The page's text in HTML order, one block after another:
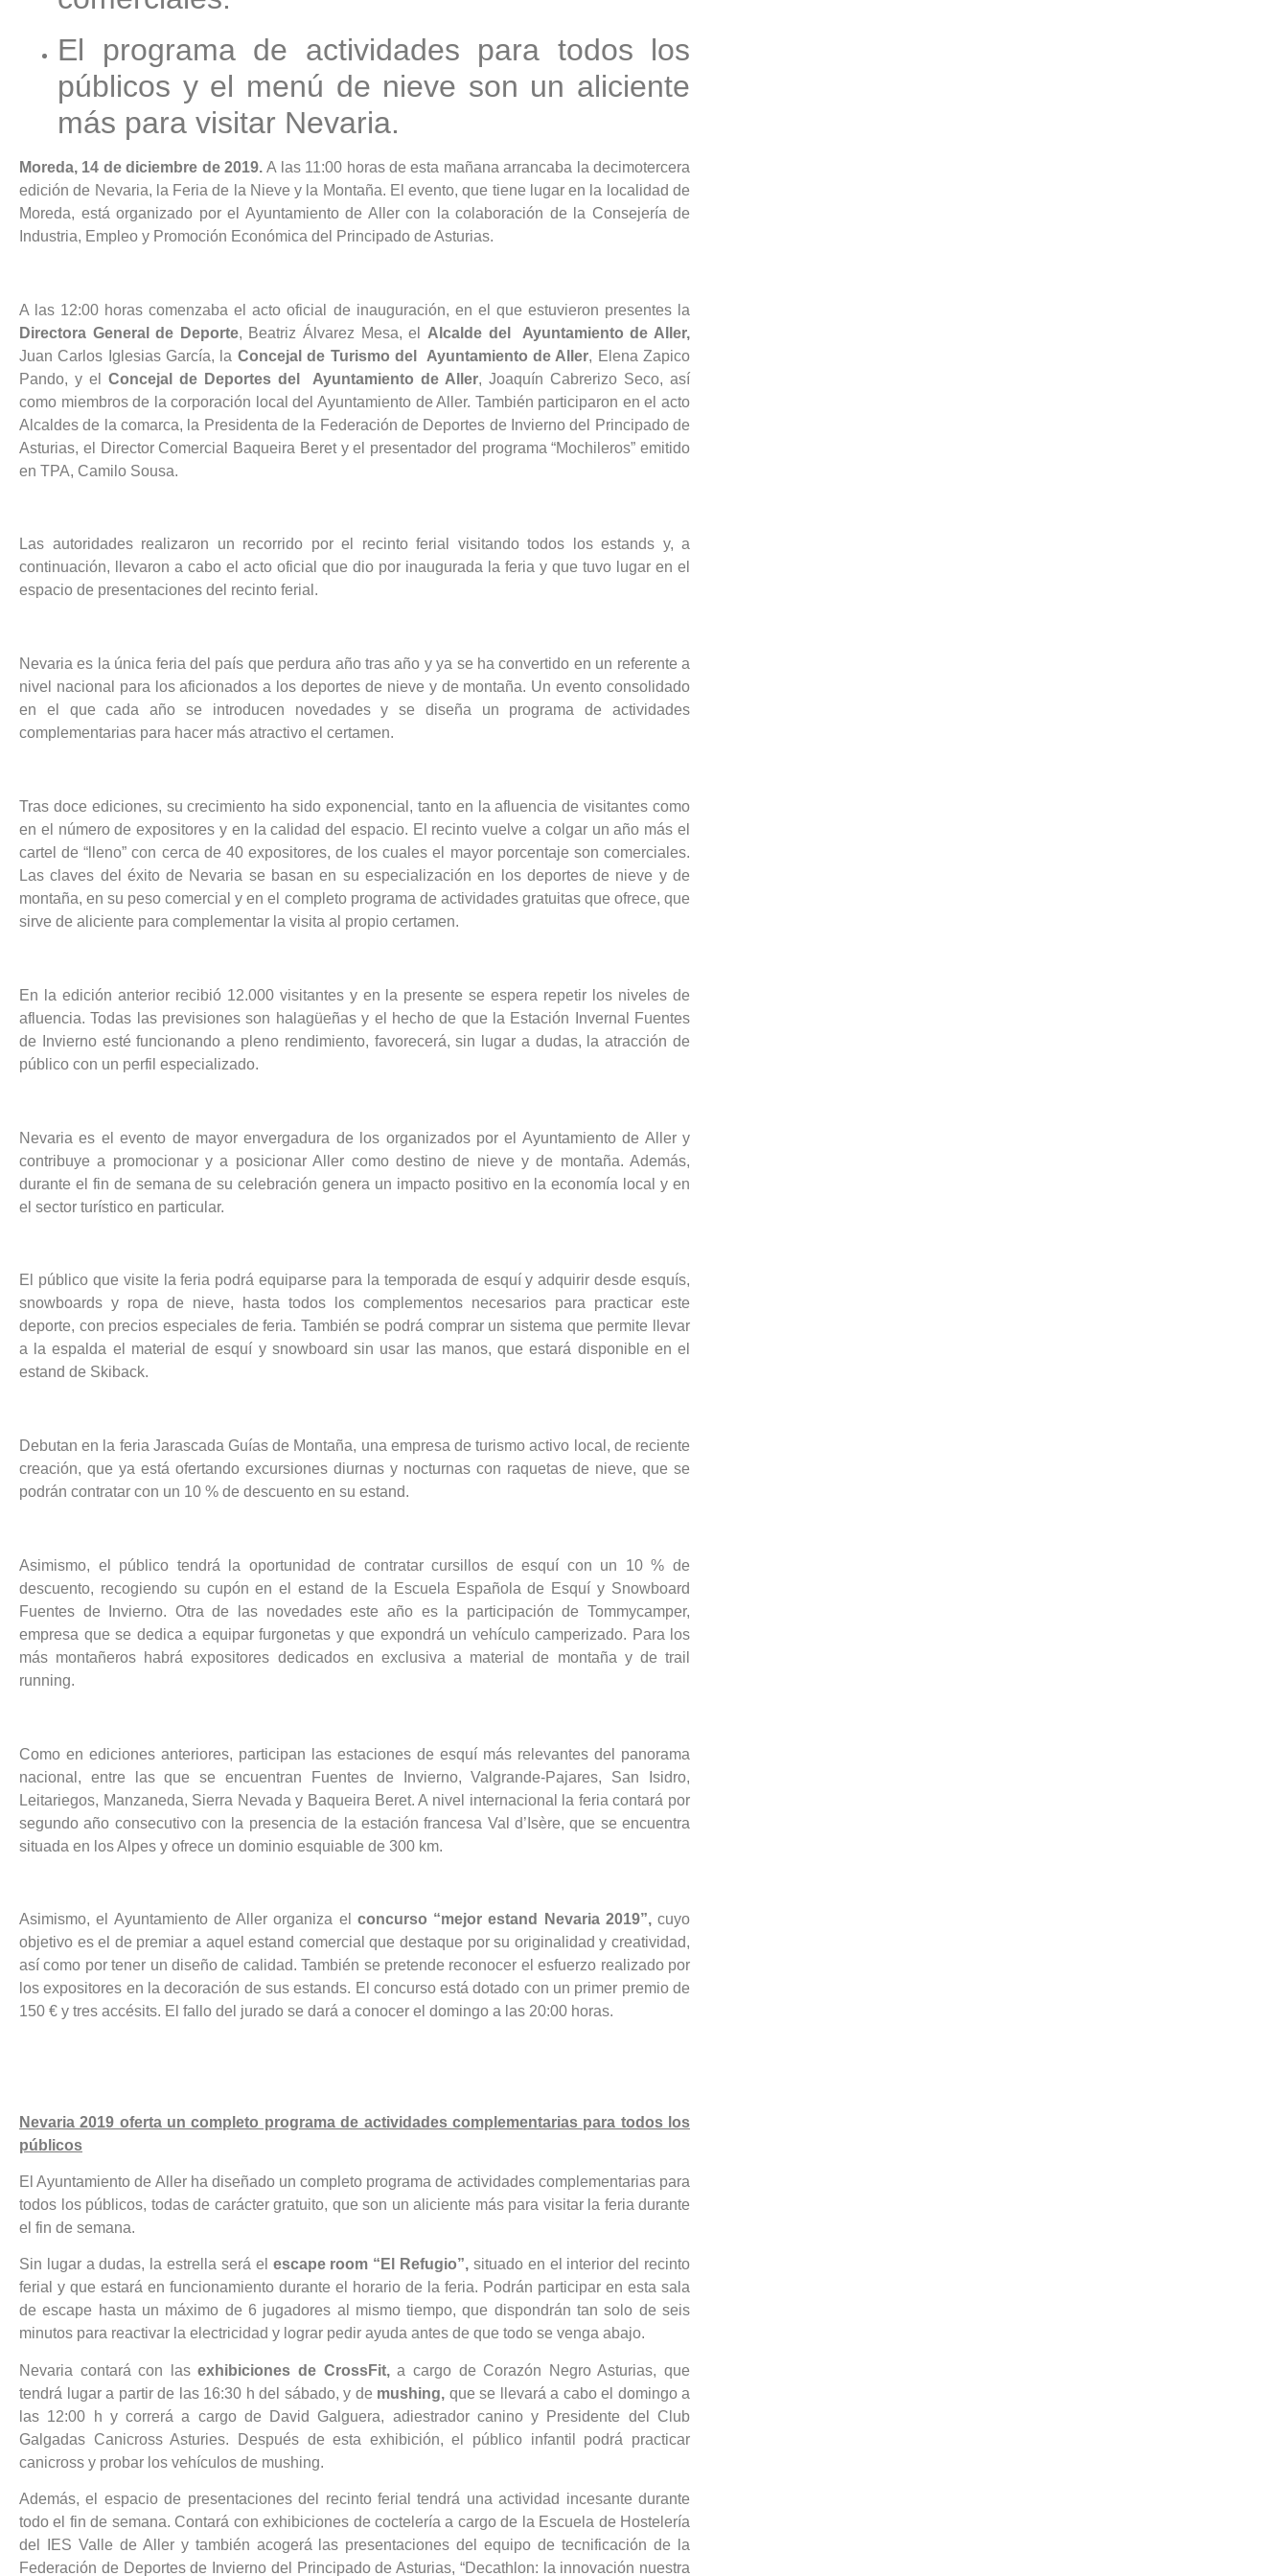
El programa de actividades para todos los
públicos y el menú de nieve son un aliciente
más para visitar Nevaria.
Moreda, 14 de diciembre de 2019.A las 11:00 horas de esta mañana arrancaba la decimotercera
edición de Nevaria, la Feria de la Nieve y la Montaña. El evento, que tiene lugar en la localidad de
Moreda, está organizado por el Ayuntamiento de Aller con la colaboración de la Consejería de
Industria, Empleo y Promoción Económica del Principado de Asturias.
A las 12:00 horas comenzaba el acto oficial de inauguración, en el que estuvieron presentes la
Directora General de Deporte, Beatriz Álvarez Mesa, el Alcalde del Ayuntamiento de Aller,
Juan Carlos Iglesias García, la Concejal de Turismo del Ayuntamiento de Aller, Elena Zapico
Pando, y el Concejal de Deportes del Ayuntamiento de Aller, Joaquín Cabrerizo Seco, así
como miembros de la corporación local del Ayuntamiento de Aller. También participaron en el acto
Alcaldes de la comarca, la Presidenta de la Federación de Deportes de Invierno del Principado de
Asturias, el Director Comercial Baqueira Beret y el presentador del programa “Mochileros” emitido
en TPA, Camilo Sousa.
Las autoridades realizaron un recorrido por el recinto ferial visitando todos los estands y, a
continuación, llevaron a cabo el acto oficial que dio por inaugurada la feria y que tuvo lugar en el
espacio de presentaciones del recinto ferial.
Nevaria es la única feria del país que perdura año tras año y ya se ha convertido en un referente a
nivel nacional para los aficionados a los deportes de nieve y de montaña. Un evento consolidado
en el que cada año se introducen novedades y se diseña un programa de actividades
complementarias para hacer más atractivo el certamen.
Tras doce ediciones, su crecimiento ha sido exponencial, tanto en la afluencia de visitantes como
en el número de expositores y en la calidad del espacio. El recinto vuelve a colgar un año más el
cartel de “lleno” con cerca de 40 expositores, de los cuales el mayor porcentaje son comerciales.
Las claves del éxito de Nevaria se basan en su especialización en los deportes de nieve y de
montaña, en su peso comercial y en el completo programa de actividades gratuitas que ofrece, que
sirve de aliciente para complementar la visita al propio certamen.
En la edición anterior recibió 12.000 visitantes y en la presente se espera repetir los niveles de
afluencia. Todas las previsiones son halagüeñas y el hecho de que la Estación Invernal Fuentes
de Invierno esté funcionando a pleno rendimiento, favorecerá, sin lugar a dudas, la atracción de
público con un perfil especializado.
Nevaria es el evento de mayor envergadura de los organizados por el Ayuntamiento de Aller y
contribuye a promocionar y a posicionar Aller como destino de nieve y de montaña. Además,
durante el fin de semana de su celebración genera un impacto positivo en la economía local y en
el sector turístico en particular.
El público que visite la feria podrá equiparse para la temporada de esquí y adquirir desde esquís,
snowboards y ropa de nieve, hasta todos los complementos necesarios para practicar este
deporte, con precios especiales de feria. También se podrá comprar un sistema que permite llevar
a la espalda el material de esquí y snowboard sin usar las manos, que estará disponible en el
estand de Skiback.
Debutan en la feria Jarascada Guías de Montaña, una empresa de turismo activo local, de reciente
creación, que ya está ofertando excursiones diurnas y nocturnas con raquetas de nieve, que se
podrán contratar con un 10 % de descuento en su estand.
Asimismo, el público tendrá la oportunidad de contratar cursillos de esquí con un 10 % de
descuento, recogiendo su cupón en el estand de la Escuela Española de Esquí y Snowboard
Fuentes de Invierno. Otra de las novedades este año es la participación de Tommycamper,
empresa que se dedica a equipar furgonetas y que expondrá un vehículo camperizado. Para los
más montañeros habrá expositores dedicados en exclusiva a material de montaña y de trail
running.
Como en ediciones anteriores, participan las estaciones de esquí más relevantes del panorama
nacional, entre las que se encuentran Fuentes de Invierno, Valgrande-Pajares, San Isidro,
Leitariegos, Manzaneda, Sierra Nevada y Baqueira Beret. A nivel internacional la feria contará por
segundo año consecutivo con la presencia de la estación francesa Val d’Isère, que se encuentra
situada en los Alpes y ofrece un dominio esquiable de 300 km.
Asimismo, el Ayuntamiento de Aller organiza el concurso “mejor estand Nevaria 2019”,cuyo
objetivo es el de premiar a aquel estand comercial que destaque por su originalidad y creatividad,
así como por tener un diseño de calidad. También se pretende reconocer el esfuerzo realizado por
los expositores en la decoración de sus estands. El concurso está dotado con un primer premio de
150 € y tres accésits. El fallo del jurado se dará a conocer el domingo a las 20:00 horas.
Nevaria 2019 oferta un completo programa de actividades complementarias para todos los
públicos
El Ayuntamiento de Aller ha diseñado un completo programa de actividades complementarias para
todos los públicos, todas de carácter gratuito, que son un aliciente más para visitar la feria durante
el fin de semana.
Sin lugar a dudas, la estrella será el escape room “El Refugio”, situado en el interior del recinto
ferial y que estará en funcionamiento durante el horario de la feria. Podrán participar en esta sala
de escape hasta un máximo de 6 jugadores al mismo tiempo, que dispondrán tan solo de seis
minutos para reactivar la electricidad y lograr pedir ayuda antes de que todo se venga abajo.
Nevaria contará con lasexhibiciones de CrossFit,a cargo de Corazón Negro Asturias, que
tendrá lugar a partir de las 16:30 h del sábado, y de mushing, que se llevará a cabo el domingo a
las 12:00 h y correrá a cargo de David Galguera, adiestrador canino y Presidente del Club
Galgadas Canicross Asturies. Después de esta exhibición, el público infantil podrá practicar
canicross y probar los vehículos de mushing.
Además, el espacio de presentaciones del recinto ferial tendrá una actividad incesante durante
todo el fin de semana. Contará con exhibiciones de coctelería a cargo de la Escuela de Hostelería
del IES Valle de Aller y también acogerá las presentaciones del equipo de tecnificación de la
Federación de Deportes de Invierno del Principado de Asturias, “Decathlon: la innovación nuestra